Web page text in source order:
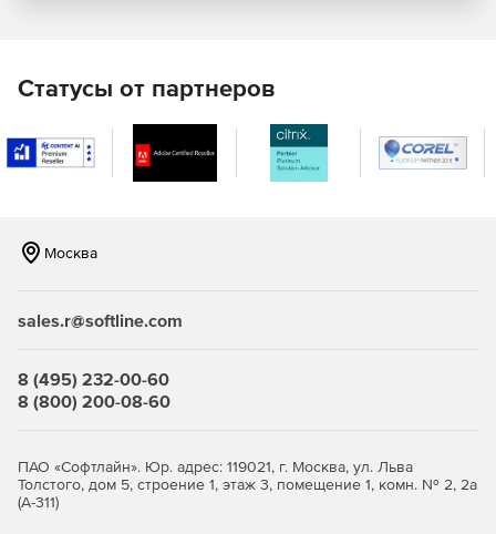
продуктивной работе. Anti-Executable защищает рабочие
станции от этих угроз, блокируя всякую попытку
неавторизованной инсталляции программного
обеспечения.
компьютере. Пиратские программы просто невозможно
Таким образом, Anti-Executable позволяет добиться
полного соответствия нормативно-правовым
регулирующим правилам.
Ключевые характеристики
Статусы от партнеров
Москва
sales.r@softline.com
8 (495) 232-00-60
8 (800) 200-08-60
ПАО «Софтлайн». Юр. адрес: 119021, г. Москва, ул. Льва
Толстого, дом 5, строение 1, этаж 3, помещение 1, комн. № 2, 2а
(А-311)